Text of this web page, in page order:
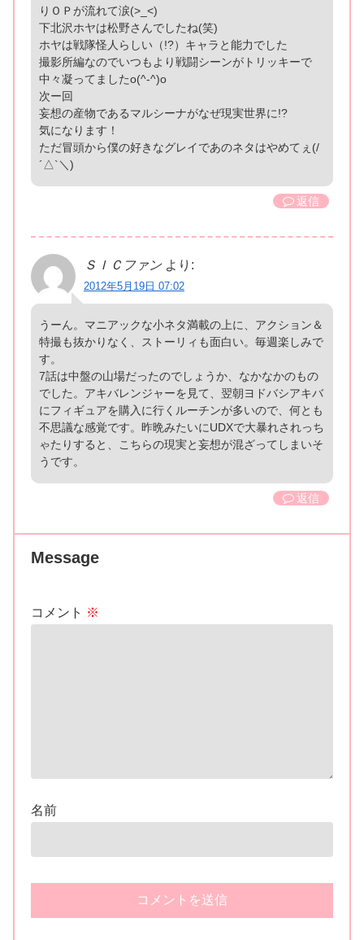
りＯＰが流れて涙(>_<)
下北沢ホヤは松野さんでしたね(笑)
ホヤは戦隊怪人らしい（!?）キャラと能力でした
撮影所編なのでいつもより戦闘シーンがトリッキーで
中々凝ってましたo(^-^)o
次ー回
妄想の産物であるマルシーナがなぜ現実世界に!?
気になります！
ただ冒頭から僕の好きなグレイであのネタはやめてぇ(/
´△`＼)
返信
ＳＩＣファン より:
2012年5月19日 07:02
うーん。マニアックな小ネタ満載の上に、アクション＆
特撮も抜かりなく、ストーリィも面白い。毎週楽しみで
す。
7話は中盤の山場だったのでしょうか、なかなかのもの
でした。アキバレンジャーを見て、翌朝ヨドバシアキバ
にフィギュアを購入に行くルーチンが多いので、何とも
不思議な感覚です。昨晩みたいにUDXで大暴れされっち
ゃたりすると、こちらの現実と妄想が混ざってしまいそ
うです。
返信
Message
コメント ※
名前